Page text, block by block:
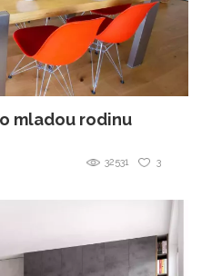
mladou rodinu
3
32531